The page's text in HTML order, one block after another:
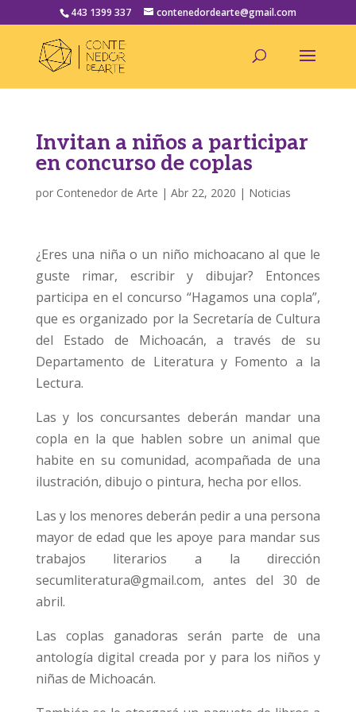
443 1399 337 contenedordearte@gmail.com
Invitan a niños a participar
en concurso de coplas
por Contenedor de Arte | Abr 22, 2020 | Noticias
¿Eres una niña o un niño michoacano al que le
guste rimar, escribir y dibujar? Entonces
participa en el concurso “Hagamos una copla”,
que es organizado por la Secretaría de Cultura
del Estado de Michoacán, a través de su
Departamento de Literatura y Fomento a la
Lectura.
Las y los concursantes deberán mandar una
copla en la que hablen sobre un animal que
habite en su comunidad, acompañada de una
ilustración, dibujo o pintura, hecha por ellos.
Las y los menores deberán pedir a una persona
mayor de edad que les apoye para mandar sus
trabajos literarios a la dirección
secumliteratura@gmail.com, antes del 30 de
abril.
Las coplas ganadoras serán parte de una
antología digital creada por y para los niños y
niñas de Michoacán.